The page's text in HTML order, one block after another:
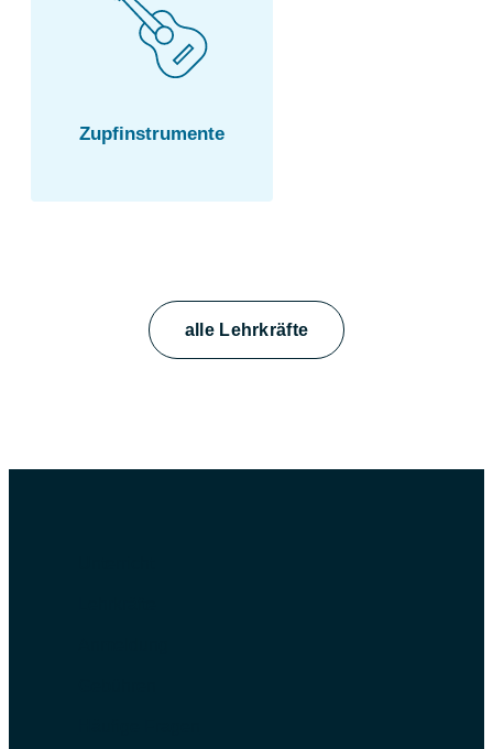
Zupf­instrumente
alle Lehrkräfte